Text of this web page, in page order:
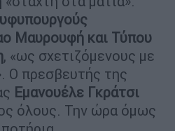
υφυπουργούς
Μαυρουφή και Τύπου
, «ως σχετιζόµενους µε
Ο πρεσβευτής της
Εµανουέλε Γκράτσι
όλους. Την ώρα όµως